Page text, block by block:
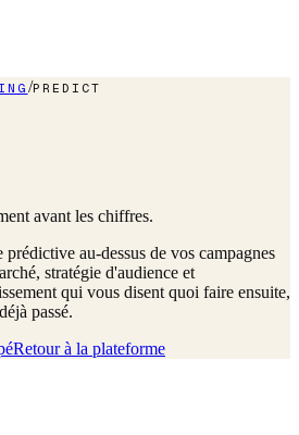
/PREDICT
avant les chiffres.
au-dessus de vos campagnes
stratégie d'audience et
qui vous disent quoi faire ensuite,
passé.
Retour à la plateforme